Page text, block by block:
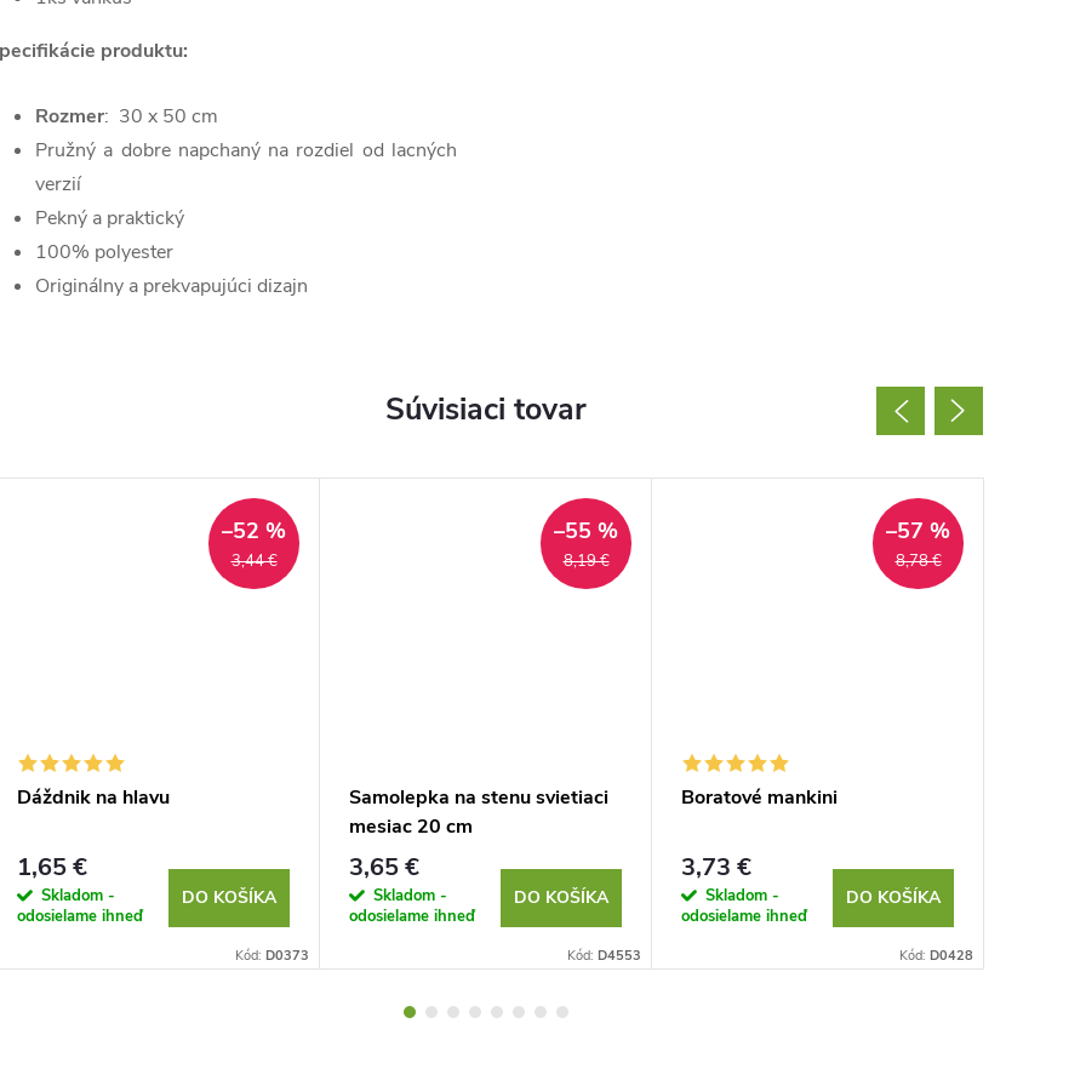
produktu:
Rozmer: 30 x 50 cm
Pružný a dobre napchaný na rozdiel od lacných
verzií
Pekný a praktický
100% polyester
Originálny a prekvapujúci dizajn
Súvisiaci tovar
3,44 €
–52 %
Dáždnik na hlavu
1,65 €
Skladom -
odosielame ihneď
DO KOŠÍKA
Kód: D0373
8,19 €
–55 %
Samolepka na stenu svietiaci
mesiac 20 cm
3,65 €
Skladom -
odosielame ihneď
DO KOŠÍKA
Kód: D4553
8,78 €
–57 %
Boratové mankini
3,73 €
Skladom -
odosielame ihneď
DO KOŠÍKA
Kód: D0428